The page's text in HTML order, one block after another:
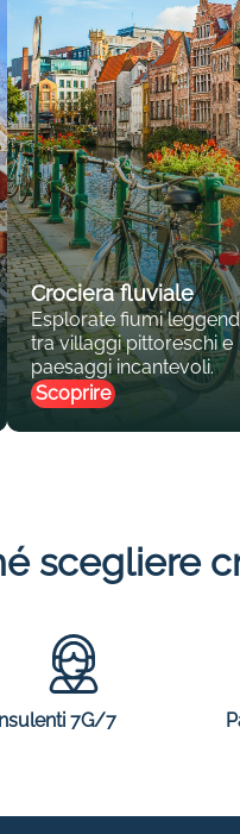
Crociera fluviale
Esplorate fiumi
tra villaggi pittoreschi e
paesaggi incantevoli.
Scoprire
scegliere
7G/7